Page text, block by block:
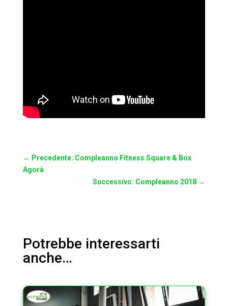
← Precedente: Compleanno Fitness Square & Box
Agorà
Successivo: Compleanno 2018 →
Potrebbe interessarti
anche…